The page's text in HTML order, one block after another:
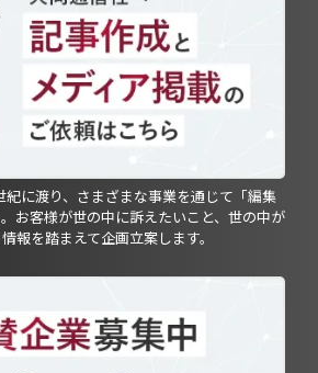
紀に渡り、さまざまな事業を通じて「編集
お客様が世の中に訴えたいこと、世の中が
報を踏まえて企画立案します。